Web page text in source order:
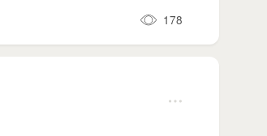
178